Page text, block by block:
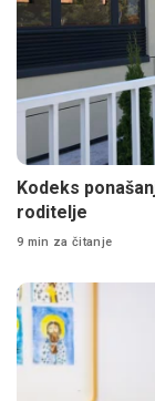
Kodeks
roditelje
9 min za čitanje